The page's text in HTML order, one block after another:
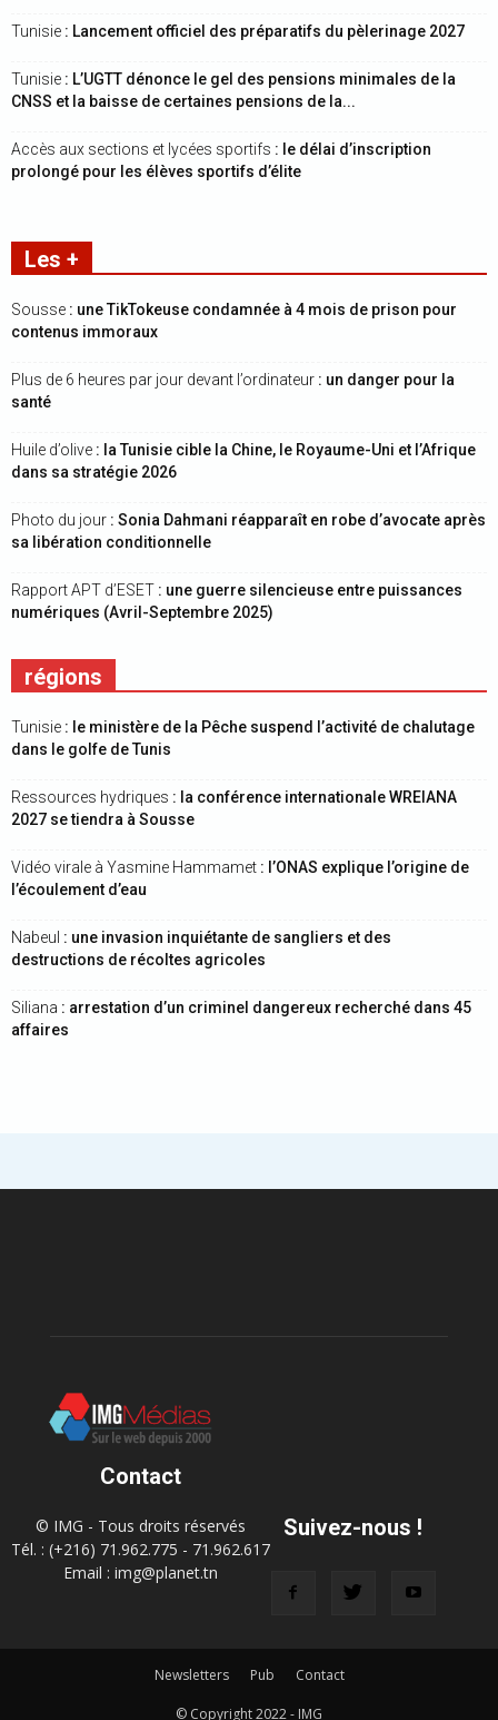
Tunisie : Lancement officiel des préparatifs du pèlerinage 2027
Tunisie : L’UGTT dénonce le gel des pensions minimales de la
CNSS et la baisse de certaines pensions de la...
Accès aux sections et lycées sportifs : le délai d’inscription
prolongé pour les élèves sportifs d’élite
Les +
Sousse : une TikTokeuse condamnée à 4 mois de prison pour
contenus immoraux
Plus de 6 heures par jour devant l’ordinateur : un danger pour la
santé
Huile d’olive : la Tunisie cible la Chine, le Royaume-Uni et l’Afrique
dans sa stratégie 2026
Photo du jour : Sonia Dahmani réapparaît en robe d’avocate après
sa libération conditionnelle
Rapport APT d’ESET : une guerre silencieuse entre puissances
numériques (Avril-Septembre 2025)
régions
Tunisie : le ministère de la Pêche suspend l’activité de chalutage
dans le golfe de Tunis
Ressources hydriques : la conférence internationale WREIANA
2027 se tiendra à Sousse
Vidéo virale à Yasmine Hammamet : l’ONAS explique l’origine de
l’écoulement d’eau
Nabeul : une invasion inquiétante de sangliers et des
destructions de récoltes agricoles
Siliana : arrestation d’un criminel dangereux recherché dans 45
affaires
Contact
© IMG - Tous droits réservés
Tél. : (+216) 71.962.775 - 71.962.617
Email : img@planet.tn
Suivez-nous !
Newsletters Pub Contact
© Copyright 2022 - IMG